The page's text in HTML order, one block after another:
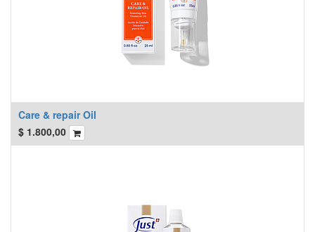
Care & repair Oil
$ 1.800,00